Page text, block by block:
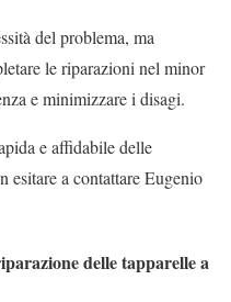
del problema, ma
le riparazioni nel minor
e minimizzare i disagi.
e affidabile delle
esitare a contattare Eugenio
delle tapparelle a